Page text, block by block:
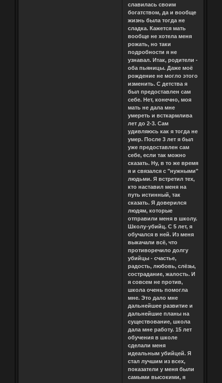
славилась своим
богатством, да и вообще
жизнь была тогда не
сладка. Кажется мать
вообще не хотела меня
рожать, но таки
подробности я не
узнавал. Итак, родители -
оба пьяницы. Даже моё
рождение не могло этого
изменить. С детства я
был предоставлен сам
себе. Нет, конечно, моя
мать не дала мне
умереть и всткармлива
лет до 2-3. Сам
удивляюсь как я тогда не
умер. После 3 лет я был
уже предоставлен сам
себе, если так можно
сказать. Ну, в то же время
я и связался с "нужными"
людьми. Я встретил тех,
кто наставил меня на
путь истинный, так
сказать. Я доверился
людям, которые
отправили меня в школу.
Школу-убийц. С 5 лет, я
обучался в ней. Из меня
выкачали всё, что
противоречило долгу
убийцы - счастье,
радость, любовь, слёзы,
сострадание, жалость. И
я совсем не против,
школа очень помогла
мне. Это дало мне
дальнейшее развитие и
дальнейшие планы на
существование, школа
дала мне работу. 15 лет
обучения в школе
сделали меня
идеальным убийцей. Я
стал лучшим из всех,
показатели у меня были
самыми высокими, я